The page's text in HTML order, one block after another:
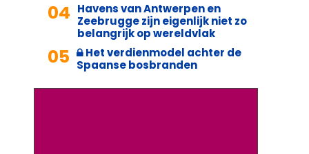
04 Havens van Antwerpen en
Zeebrugge zijn eigenlijk niet zo
belangrijk op wereldvlak
05
Het verdienmodel achter de
Spaanse bosbranden